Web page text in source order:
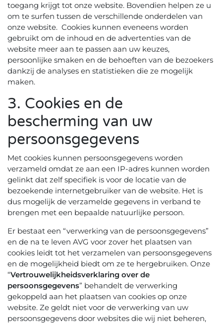
toegang krijgt tot onze website. Bovendien helpen ze u
om te surfen tussen de verschillende onderdelen van
onze website. Cookies kunnen eveneens worden
gebruikt om de inhoud en de advertenties van de
website meer aan te passen aan uw keuzes,
persoonlijke smaken en de behoeften van de bezoekers
dankzij de analyses en statistieken die ze mogelijk
maken.
3. Cookies en de
bescherming van uw
persoonsgegevens
Met cookies kunnen persoonsgegevens worden
verzameld omdat ze aan een IP-adres kunnen worden
gelinkt dat zelf specifiek is voor de locatie van de
bezoekende internetgebruiker van de website. Het is
dus mogelijk de verzamelde gegevens in verband te
brengen met een bepaalde natuurlijke persoon.
Er bestaat een “verwerking van de persoonsgegevens”
en de na te leven AVG voor zover het plaatsen van
cookies leidt tot het verzamelen van persoonsgegevens
en de mogelijkheid biedt om ze te hergebruiken. Onze
“Vertrouwelijkheidsverklaring over de
persoonsgegevens” behandelt de verwerking
gekoppeld aan het plaatsen van cookies op onze
website. Ze geldt niet voor de verwerking van uw
persoonsgegevens door websites die wij niet beheren,